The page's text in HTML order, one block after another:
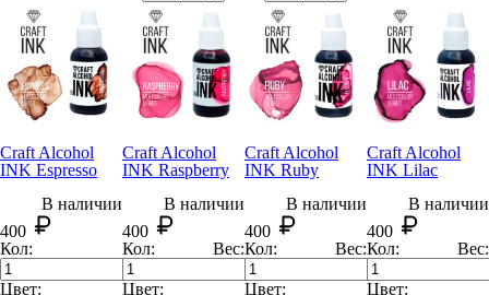
Craft Alcohol
INK Espresso
В наличии
400
Кол:
Вес:
Цвет:
Craft Alcohol
INK Raspberry
В наличии
400
Кол:
Вес:
Цвет:
Craft Alcohol
INK Ruby
В наличии
400
Кол:
Вес:
Цвет:
Craft Alcohol
INK Lilac
В наличии
400
Кол:
Цвет: